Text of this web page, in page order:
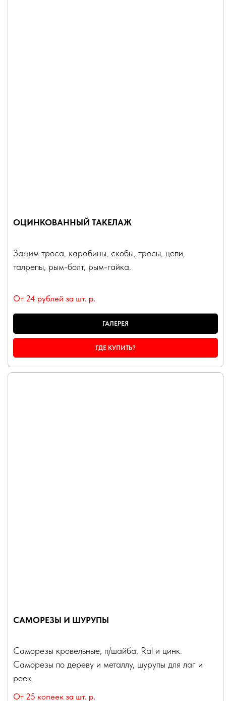
ОЦИНКОВАННЫЙ ТАКЕЛАЖ
Зажим троса, карабины, скобы, тросы, цепи,
талрепы, рым-болт, рым-гайка.
От 24 рублей за шт. р.
ГАЛЕРЕЯ
ГДЕ КУПИТЬ?
САМОРЕЗЫ И ШУРУПЫ
Саморезы кровельные, п/шайба, Ral и цинк.
Саморезы по дереву и металлу, шурупы для лаг и
реек.
От 25 копеек за шт. р.